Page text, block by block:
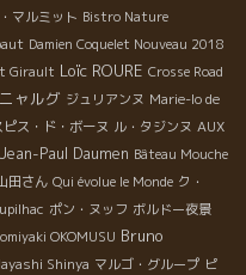
マルミット Bistro Nature
Damien Coquelet Nouveau 2018
Girault Loïc ROURE Crosse Road
ャルグ ジュリアンヌ Marie-lo de
ピス・ド・ボーヌ ル・タジンヌ AUX
Jean-Paul Daumen Bâteau Mouche
田さん Qui évolue le Monde ク・
ポン・ヌッフ ボルドー夜景
OKOMUSU Bruno
Shinya マルゴ・グループ ピ